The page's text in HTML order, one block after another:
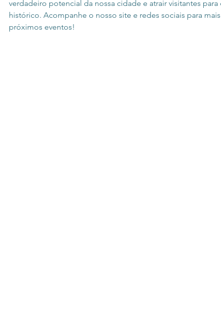
verdadeiro potencial da nossa cidade e atrair visitantes
histórico. Acompanhe o nosso site e redes sociais para
próximos eventos!